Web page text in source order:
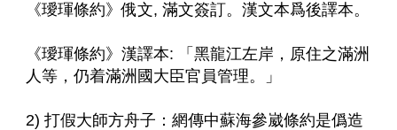
《璦琿條約》俄文, 滿文簽訂。漢文本爲後譯本。
《璦琿條約》漢譯本: 「黑龍江左岸，原住之滿洲
人等，仍着滿洲國大臣官員管理。」
2) 打假大師方舟子：網傳中蘇海參崴條約是僞造